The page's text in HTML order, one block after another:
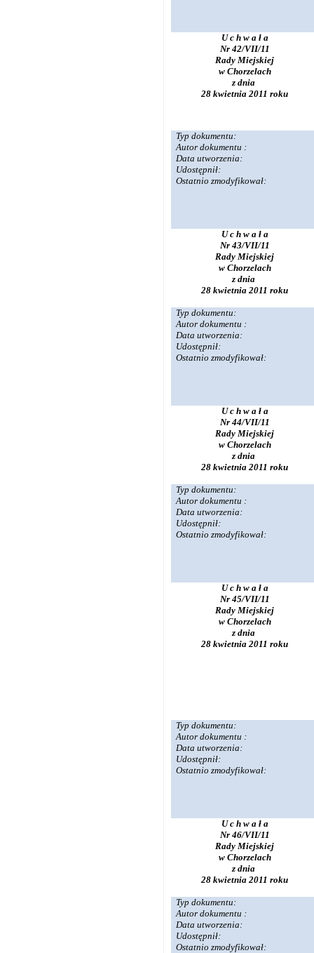
U c h w a ł a
Nr 42/VII/11
Rady Miejskiej
w Chorzelach
z dnia
28 kwietnia 2011 roku
Typ dokumentu:
Autor dokumentu :
Data utworzenia:
Udostępnił:
Ostatnio zmodyfikował:
U c h w a ł a
Nr 43/VII/11
Rady Miejskiej
w Chorzelach
z dnia
28 kwietnia 2011 roku
Typ dokumentu:
Autor dokumentu :
Data utworzenia:
Udostępnił:
Ostatnio zmodyfikował:
U c h w a ł a
Nr 44/VII/11
Rady Miejskiej
w Chorzelach
z dnia
28 kwietnia 2011 roku
Typ dokumentu:
Autor dokumentu :
Data utworzenia:
Udostępnił:
Ostatnio zmodyfikował:
U c h w a ł a
Nr 45/VII/11
Rady Miejskiej
w Chorzelach
z dnia
28 kwietnia 2011 roku
Typ dokumentu:
Autor dokumentu :
Data utworzenia:
Udostępnił:
Ostatnio zmodyfikował:
U c h w a ł a
Nr 46/VII/11
Rady Miejskiej
w Chorzelach
z dnia
28 kwietnia 2011 roku
Typ dokumentu:
Autor dokumentu :
Data utworzenia:
Udostępnił:
Ostatnio zmodyfikował: